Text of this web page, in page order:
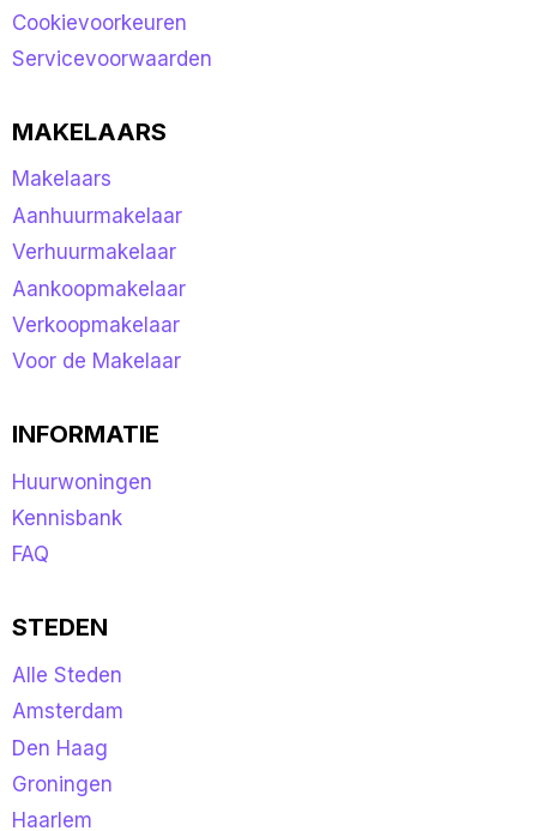
Cookievoorkeuren
Servicevoorwaarden
MAKELAARS
Makelaars
Aanhuurmakelaar
Verhuurmakelaar
Aankoopmakelaar
Verkoopmakelaar
Voor de Makelaar
INFORMATIE
Huurwoningen
Kennisbank
FAQ
STEDEN
Alle Steden
Amsterdam
Den Haag
Groningen
Haarlem